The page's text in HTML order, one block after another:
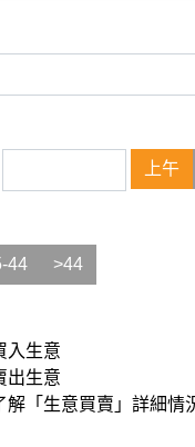
上午
44 >44
入生意
出生意
解「生意買賣」詳細情